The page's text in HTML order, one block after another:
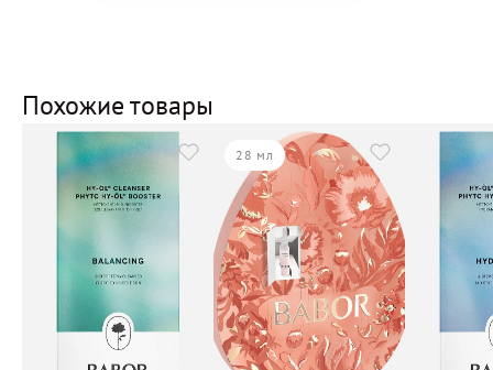
Похожие товары
28 мл